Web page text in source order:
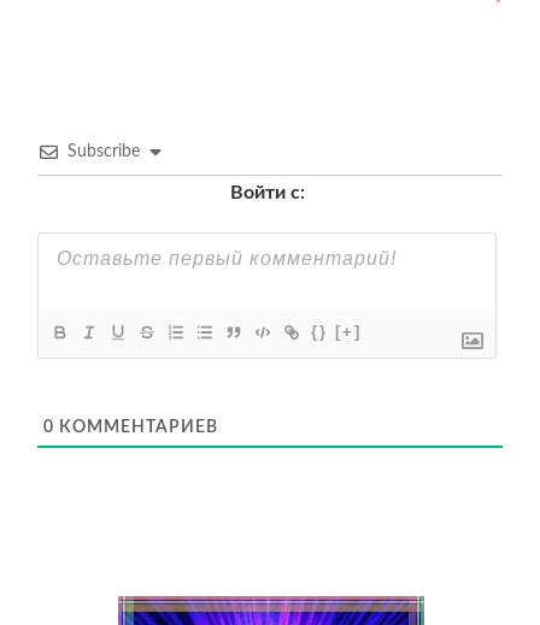
Subscribe
Войти с:
{} [+]
0 КОММЕНТАРИЕВ